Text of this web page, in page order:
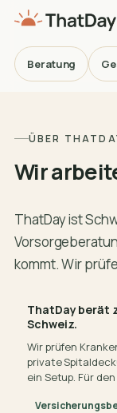
Beratung
ÜBER
Wir
ThatDay ist
kommt. Wir
ThatDay berät
Schweiz.
Wir prüfen
private
ein Setup. Für